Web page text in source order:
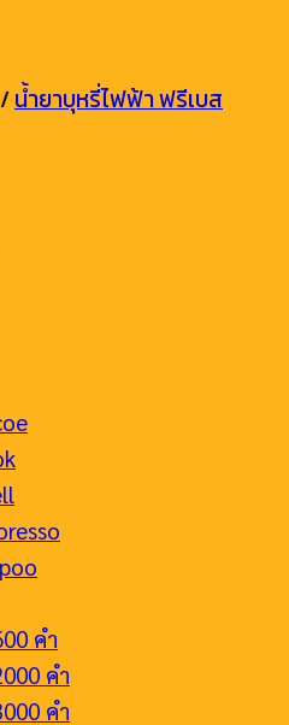
/น้ำยาบุหรี่ไฟฟ้า ฟรีเบส
คำ
คำ
คำ